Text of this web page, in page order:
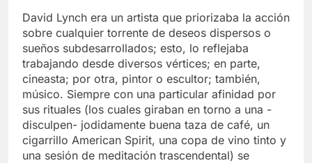
David Lynch era un artista que priorizaba la acción
sobre cualquier torrente de deseos dispersos o
sueños subdesarrollados; esto, lo reflejaba
trabajando desde diversos vértices; en parte,
cineasta; por otra, pintor o escultor; también,
músico. Siempre con una particular afinidad por
sus rituales (los cuales giraban en torno a una -
disculpen- jodidamente buena taza de café, un
cigarrillo American Spirit, una copa de vino tinto y
una sesión de meditación trascendental) se